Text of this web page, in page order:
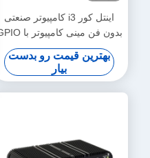
اینتل کور i3 کامپیوتر صنعتی
بدون فن مینی کامپیوتر با GPIO
و DDR4 16G 6COM
بهترین قیمت رو بدست
بیار